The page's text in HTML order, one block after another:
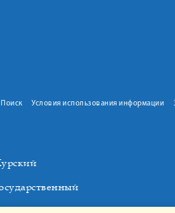
Поиск Условия использования информации